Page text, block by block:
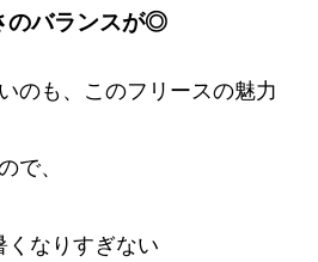
のバランスが◎
のも、このフリースの魅力
で、
くなりすぎない